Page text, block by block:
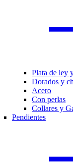
Plata de ley
Dorados y
Acero
Con perlas
Collares y
Pendientes